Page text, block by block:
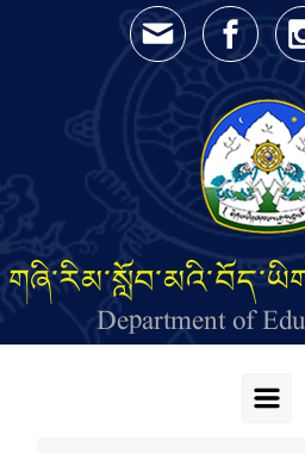
Skip to main content
Department of